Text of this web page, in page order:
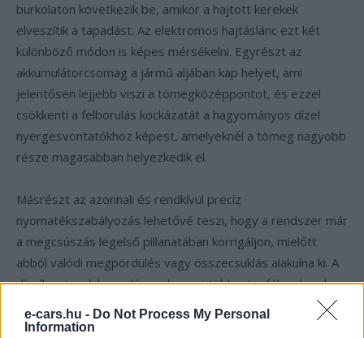
e-cars.hu - Do Not Process My Personal
Information
burkolaton következik be, amikor a hajtott kerekek
elveszítik a tapadást. Az elektromos hajtáslánc ezt két
különböző módon is képes mérsékelni. Egyrészt az
akkumulátorcsomag a jármű aljában kap helyet, ami
jelentősen lejjebb viszi a tömegközéppontot, és ezzel
csökkenti a felborulás kockázatát a hagyományos dízel
nyergesvontatókhoz képest, amelyeknél a tömeg nagyobb
része magasabban helyezkedik el.
Másrészt az azonnali és rendkívül precíz
nyomatékszabályozás lehetővé teszi, hogy a rendszer már
a megcsúszás legelső pillanatában korrigáljon, mielőtt
abból valódi megpördülés vagy összecsuklás alakulna ki. A
dízelkamionok hasonló rendszerei többnyire fékezéssel
próbálják kezelni a helyzetet, míg a Tesla pozitív vagy
negatív nyomatékot is küldhet az egyes kerekekre, aktívan